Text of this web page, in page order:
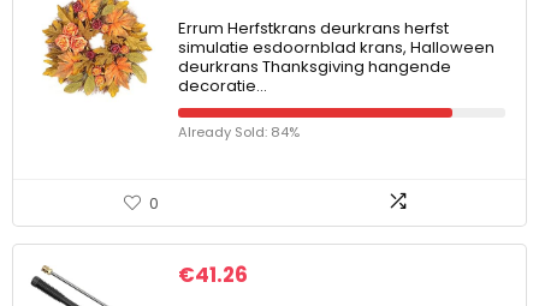
Errum Herfstkrans deurkrans herfst
simulatie esdoornblad krans, Halloween
deurkrans Thanksgiving hangende
decoratie…
Already Sold: 84%
0
€41.26